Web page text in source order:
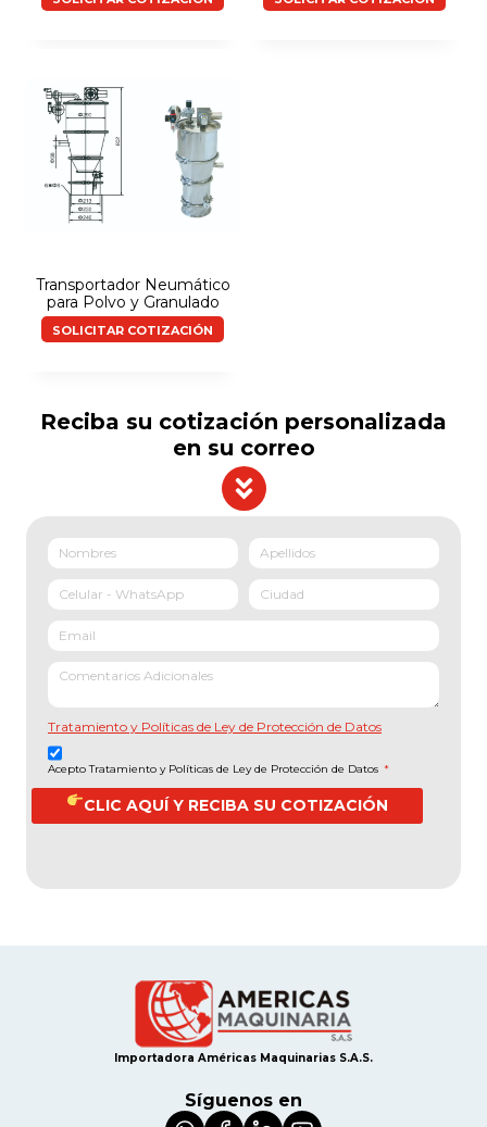
Transportador Neumático
para Polvo y Granulado
SOLICITAR COTIZACIÓN
Reciba su cotización personalizada
en su correo
Tratamiento y Políticas de Ley de Protección de Datos
Acepto Tratamiento y Políticas de Ley de Protección de Datos *
CLIC AQUÍ Y RECIBA SU COTIZACIÓN
Importadora Américas Maquinarias S.A.S.
Síguenos en